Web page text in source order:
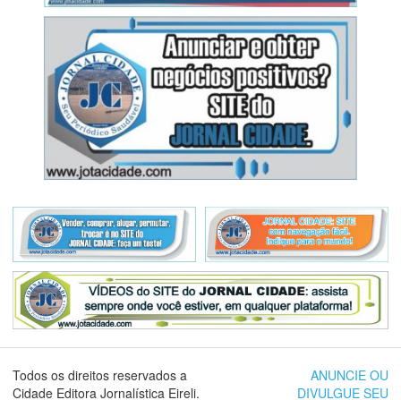
Todos os direitos reservados a
Cidade Editora Jornalística Eireli.
ANUNCIE OU
DIVULGUE SEU